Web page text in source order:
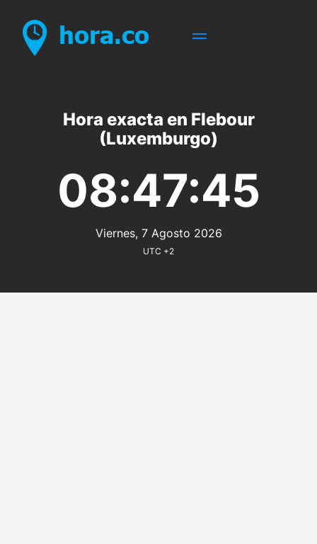
Hora exacta en Flebour
(Luxemburgo)
08:47:45
Viernes, 7 Agosto 2026
UTC +2